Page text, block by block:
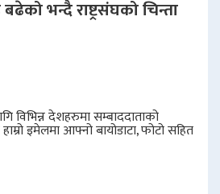
भन्दै राष्ट्रसंघको चिन्ता
विभिन्न देशहरुमा सम्बाददाताको
इमेलमा आफ्नो बायोडाटा, फोटो सहित